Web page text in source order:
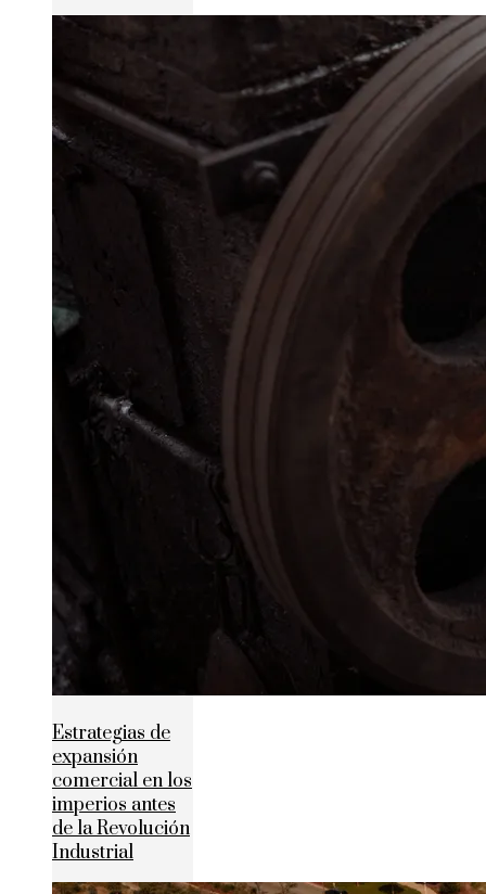
Estrategias de
expansión
comercial en los
imperios antes
de la Revolución
Industrial